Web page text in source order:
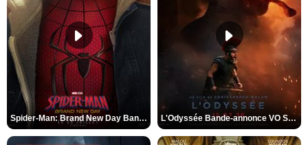
Spider-Man: Brand New Day Bande-annonce VO STFR L'Odyssée Bande-annonce VO STFR